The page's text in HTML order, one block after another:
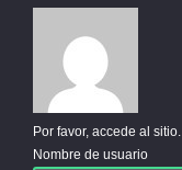
Por favor, accede al sitio.
Nombre de usuario